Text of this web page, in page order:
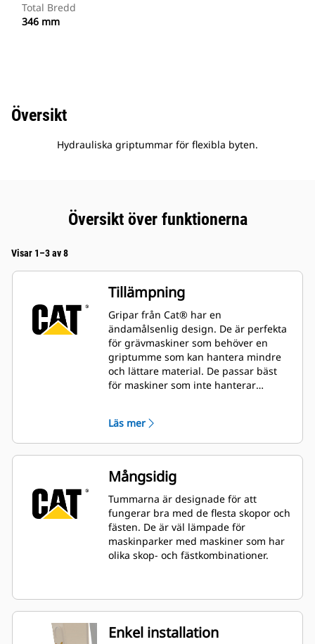
Total Bredd
346 mm
Översikt
Hydrauliska griptummar för flexibla byten.
Översikt över funktionerna
Visar 1–3 av 8
Tillämpning
Gripar från Cat® har en
ändamålsenlig design. De är perfekta
för grävmaskiner som behöver en
griptumme som kan hantera mindre
och lättare material. De passar bäst
för maskiner som inte hanterar
Läs mer
Mångsidig
Tummarna är designade för att
fungerar bra med de flesta skopor och
fästen. De är väl lämpade för
maskinparker med maskiner som har
olika skop- och fästkombinationer.
Enkel installation